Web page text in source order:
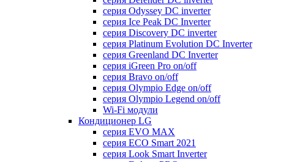
серия Odyssey DC inverter
серия Ice Peak DС Inverter
cерия Discovery DC inverter
серия Platinum Evolution DC Inverter
серия Greenland DC Inverter
серия iGreen Pro on/off
серия Bravo on/off
серия Olympio Edge on/off
серия Olympio Legend on/off
Wi-Fi модули
Кондиционер LG
серия EVO MAX
серия ECO Smart 2021
серия Look Smart Inverter